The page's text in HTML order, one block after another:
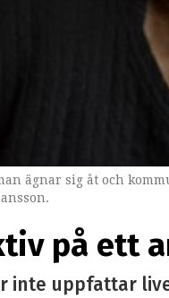
ägnar sig åt och
på ett
inte uppfattar